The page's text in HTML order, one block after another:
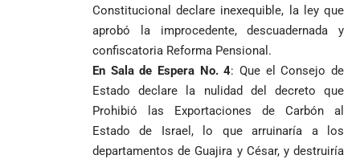
Constitucional declare inexequible, la ley que
aprobó la improcedente, descuadernada y
confiscatoria Reforma Pensional.
En Sala de Espera No. 4: Que el Consejo de
Estado declare la nulidad del decreto que
Prohibió las Exportaciones de Carbón al
Estado de Israel, lo que arruinaría a los
departamentos de Guajira y César, y destruiría